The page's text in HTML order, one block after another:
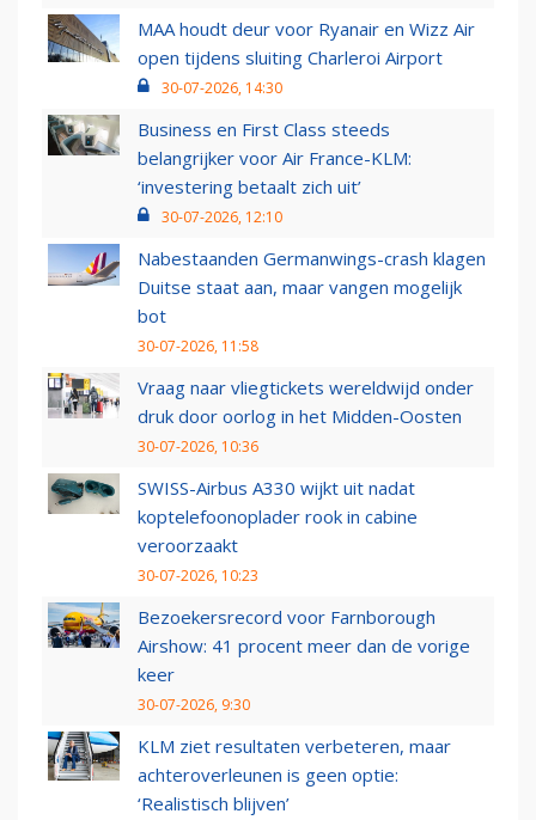
MAA houdt deur voor Ryanair en Wizz Air
open tijdens sluiting Charleroi Airport
30-07-2026, 14:30
Business en First Class steeds
belangrijker voor Air France-KLM:
‘investering betaalt zich uit’
30-07-2026, 12:10
Nabestaanden Germanwings-crash klagen
Duitse staat aan, maar vangen mogelijk
bot
30-07-2026, 11:58
Vraag naar vliegtickets wereldwijd onder
druk door oorlog in het Midden-Oosten
30-07-2026, 10:36
SWISS-Airbus A330 wijkt uit nadat
koptelefoonoplader rook in cabine
veroorzaakt
30-07-2026, 10:23
Bezoekersrecord voor Farnborough
Airshow: 41 procent meer dan de vorige
keer
30-07-2026, 9:30
KLM ziet resultaten verbeteren, maar
achteroverleunen is geen optie:
‘Realistisch blijven’